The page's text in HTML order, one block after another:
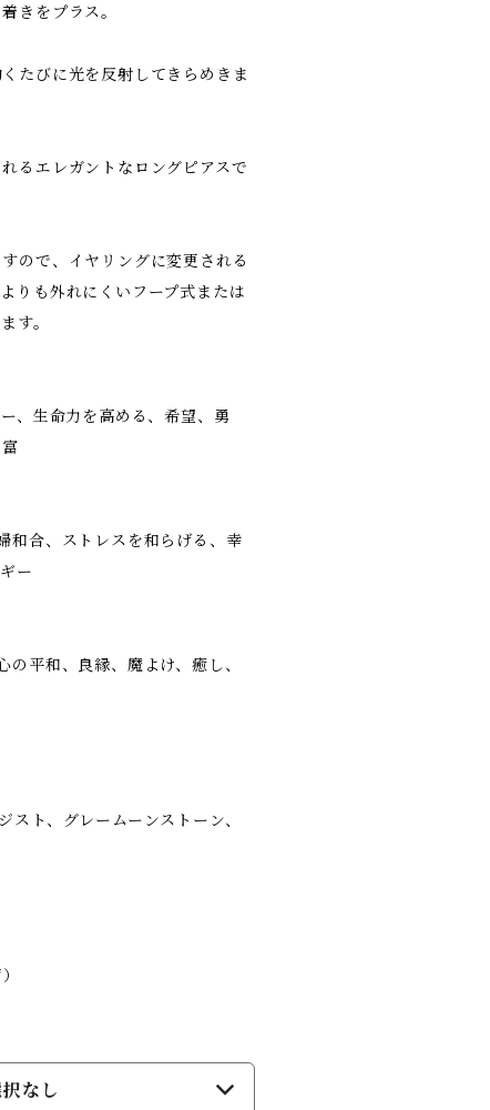
きをプラス。
たびに光を反射してきらめきま
るエレガントなロングピアスで
ので、イヤリングに変更される
りも外れにくいフープ式または
す。
、生命力を高める、希望、勇
和合、ストレスを和らげる、幸
ー
平和、良縁、魔よけ、癒し、
スト、グレームーンストーン、
なし